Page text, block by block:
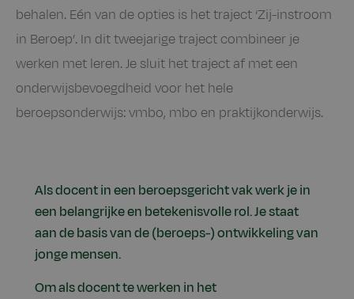
behalen. Eén van de opties is het traject ‘Zij-instroom
in Beroep’. In dit tweejarige traject combineer je
werken met leren. Je sluit het traject af met een
onderwijsbevoegdheid voor het hele
beroepsonderwijs: vmbo, mbo en praktijkonderwijs.
Als docent in een beroepsgericht vak werk je in
een belangrijke en betekenisvolle rol. Je staat
aan de basis van de (beroeps-) ontwikkeling van
jonge mensen.
Om als docent te werken in het